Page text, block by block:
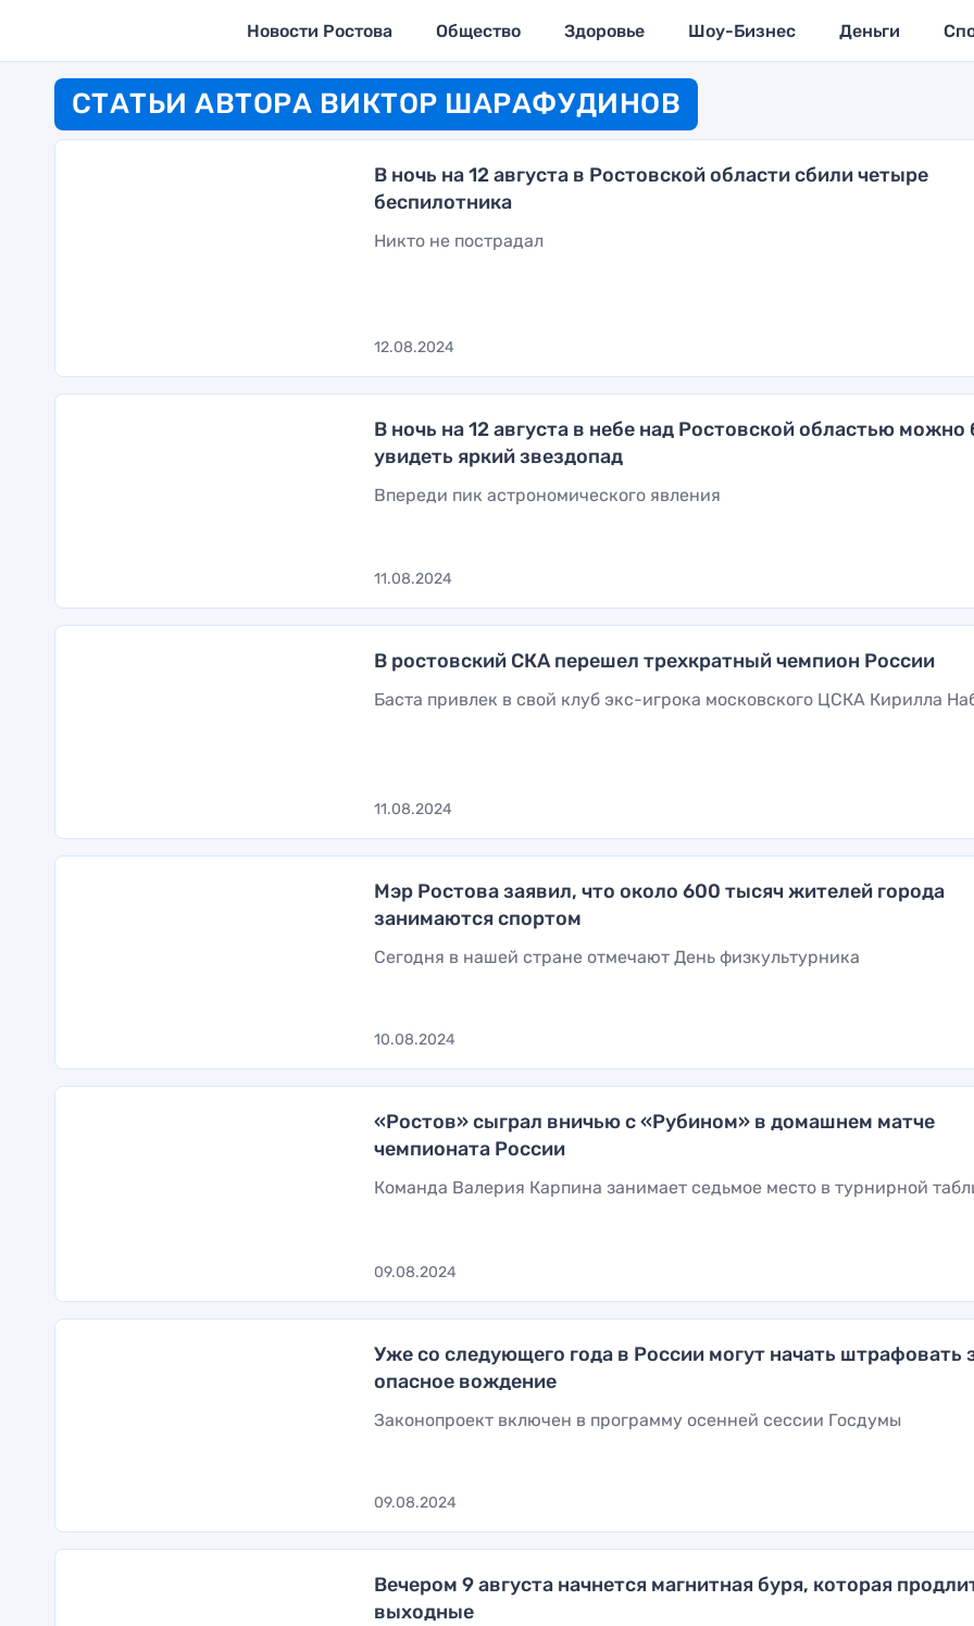
Новости Ростова Общество Здоровье Шоу-Бизнес Деньги
СТАТЬИ АВТОРА ВИКТОР ШАРАФУДИНОВ
В ночь на 12 августа в Ростовской области сбили четыре
беспилотника
Никто не пострадал
12.08.2024
В ночь на 12 августа в небе над Ростовской областью можно
увидеть яркий звездопад
Впереди пик астрономического явления
11.08.2024
В ростовский СКА перешел трехкратный чемпион России
Баста привлек в свой клуб экс-игрока московского ЦСКА Кирилла
11.08.2024
Мэр Ростова заявил, что около 600 тысяч жителей города
занимаются спортом
Сегодня в нашей стране отмечают День физкультурника
10.08.2024
«Ростов» сыграл вничью с «Рубином» в домашнем матче
чемпионата России
Команда Валерия Карпина занимает седьмое место в турнирной
09.08.2024
Уже со следующего года в России могут начать штрафовать
опасное вождение
Законопроект включен в программу осенней сессии Госдумы
09.08.2024
Вечером 9 августа начнется магнитная буря, которая
выходные